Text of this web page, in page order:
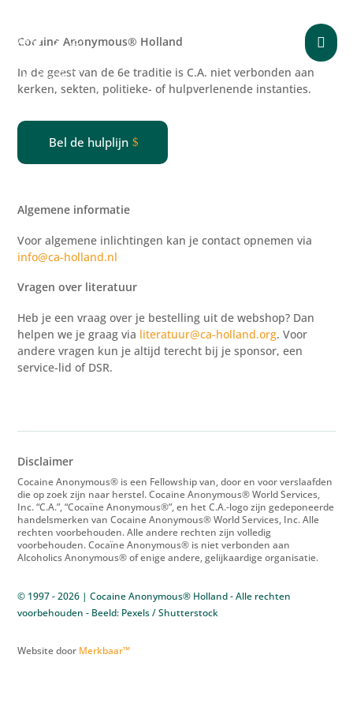

Cocaine Anonymous® Holland
In de geest van de 6e traditie is C.A. niet verbonden aan
kerken, sekten, politieke- of hulpverlenende instanties.
Bel de hulplijn
Algemene informatie
Voor algemene inlichtingen kan je contact opnemen via
info@ca-holland.nl
Vragen over literatuur
Heb je een vraag over je bestelling uit de webshop? Dan
helpen we je graag via literatuur@ca-holland.org. Voor
andere vragen kun je altijd terecht bij je sponsor, een
service-lid of DSR.
Disclaimer
Cocaine Anonymous® is een Fellowship van, door en voor verslaafden
die op zoek zijn naar herstel. Cocaine Anonymous® World Services,
Inc. “C.A.”, “Cocaïne Anonymous®”, en het C.A.-logo zijn gedeponeerde
handelsmerken van Cocaine Anonymous® World Services, Inc. Alle
rechten voorbehouden. Alle andere rechten zijn volledig
voorbehouden. Cocaïne Anonymous® is niet verbonden aan
Alcoholics Anonymous® of enige andere, gelijkaardige organisatie.
© 1997 - 2026 | Cocaine Anonymous® Holland - Alle rechten
voorbehouden - Beeld: Pexels / Shutterstock
Website door Merkbaar™